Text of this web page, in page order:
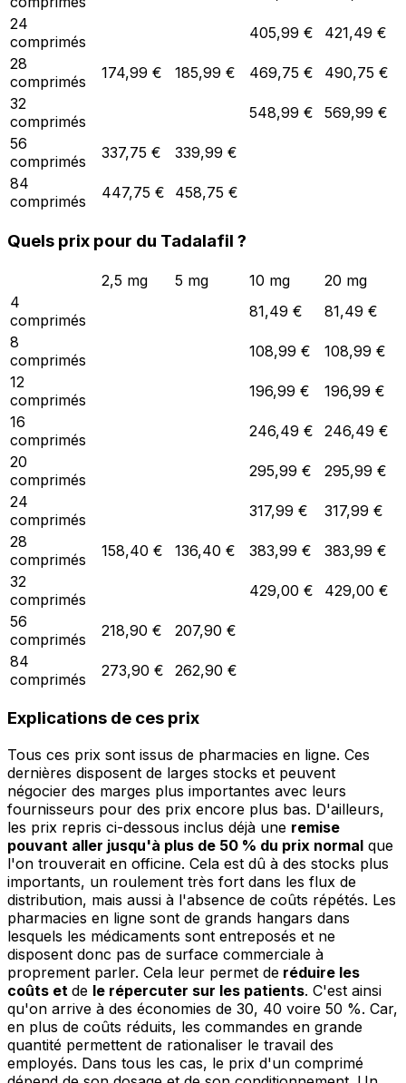
24
comprimés
405,99 €
421,49 €
28
comprimés
174,99 € 185,99 € 469,75 €
490,75 €
32
comprimés
548,99 €
569,99 €
56
comprimés
337,75 €
339,99 €
84
comprimés
447,75 € 458,75 €
Quels prix pour du Tadalafil ?
2,5 mg 5 mg 10 mg
20 mg
4
comprimés
81,49 €
81,49 €
8
comprimés
108,99 €
108,99 €
12
comprimés
196,99 €
196,99 €
16
comprimés
246,49 €
246,49 €
20
comprimés
295,99 €
295,99 €
24
comprimés
317,99 €
317,99 €
28
comprimés
158,40 € 136,40 € 383,99 €
383,99 €
32
comprimés
429,00 €
429,00 €
56
comprimés
218,90 €
207,90 €
84
comprimés
273,90 € 262,90 €
Explications de ces prix
Tous ces prix sont issus de pharmacies en ligne. Ces
dernières disposent de larges stocks et peuvent
négocier des marges plus importantes avec leurs
fournisseurs pour des prix encore plus bas. D'ailleurs,
les prix repris ci-dessous inclus déjà une remise
pouvant aller jusqu'à plus de 50 % du prix normal que
l'on trouverait en officine. Cela est dû à des stocks plus
importants, un roulement très fort dans les flux de
distribution, mais aussi à l'absence de coûts répétés. Les
pharmacies en ligne sont de grands hangars dans
lesquels les médicaments sont entreposés et ne
disposent donc pas de surface commerciale à
proprement parler. Cela leur permet de réduire les
coûts et de le répercuter sur les patients. C'est ainsi
qu'on arrive à des économies de 30, 40 voire 50 %. Car,
en plus de coûts réduits, les commandes en grande
quantité permettent de rationaliser le travail des
employés. Dans tous les cas, le prix d'un comprimé